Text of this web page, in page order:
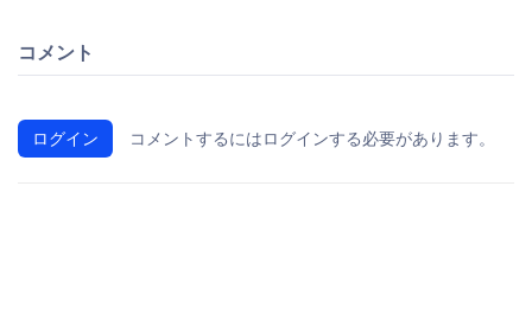
コメント
ログイン コメントするにはログインする必要があります。